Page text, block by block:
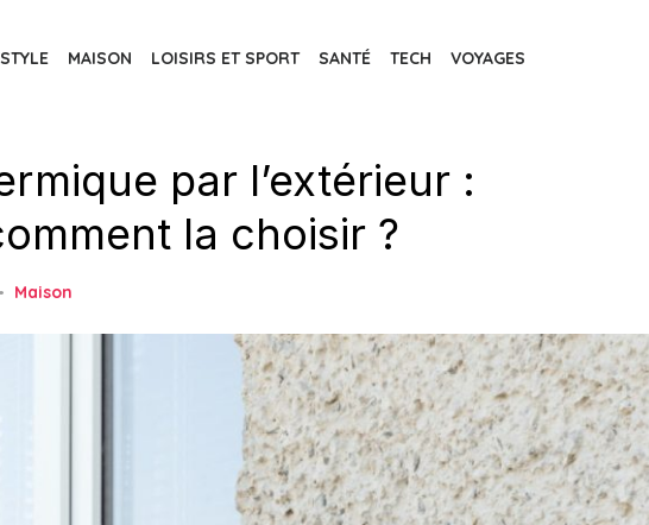
MAISON LOISIRS ET SPORT SANTÉ TECH VOYAGES
par l’extérieur :
la choisir ?
Maison